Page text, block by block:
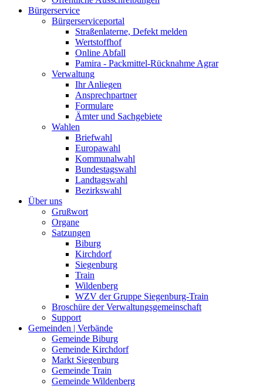
Bürgerservice
Bürgerserviceportal
Straßenlaterne, Defekt melden
Wertstoffhof
Online Abfall
Pamira - Packmittel-Rücknahme Agrar
Verwaltung
Ihr Anliegen
Ansprechpartner
Formulare
Ämter und Sachgebiete
Wahlen
Briefwahl
Europawahl
Kommunalwahl
Bundestagswahl
Landtagswahl
Bezirkswahl
Über uns
Grußwort
Organe
Satzungen
Biburg
Kirchdorf
Siegenburg
Train
Wildenberg
WZV der Gruppe Siegenburg-Train
Broschüre der Verwaltungsgemeinschaft
Support
Gemeinden | Verbände
Gemeinde Biburg
Gemeinde Kirchdorf
Markt Siegenburg
Gemeinde Train
Gemeinde Wildenberg